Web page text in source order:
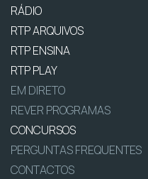
RÁDIO
RTP ARQUIVOS
RTP ENSINA
RTP PLAY
EM DIRETO
REVER PROGRAMAS
CONCURSOS
PERGUNTAS FREQUENTES
CONTACTOS